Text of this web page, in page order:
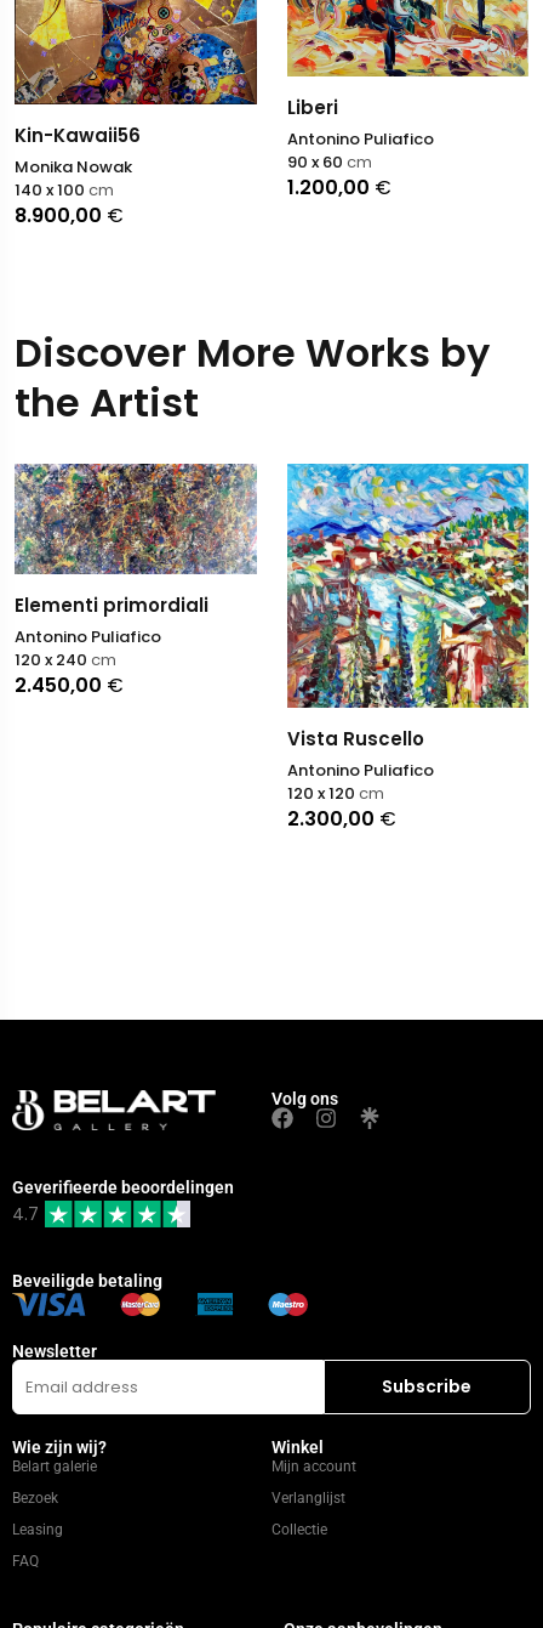
Kin-Kawaii56
Monika Nowak
8.900,00 €
140 x 100 cm
Liberi
Antonino Puliafico
1.200,00 €
90 x 60 cm
Discover More Works by
the Artist
Elementi primordiali
Antonino Puliafico
2.450,00 €
120 x 240 cm
Vista Ruscello
Antonino Puliafico
2.300,00 €
120 x 120 cm
Volg ons
Geverifieerde beoordelingen
4.7
Beveiligde betaling
Newsletter
Wie zijn wij?
Belart galerie
Bezoek
Leasing
FAQ
Winkel
Mijn account
Verlanglijst
Collectie